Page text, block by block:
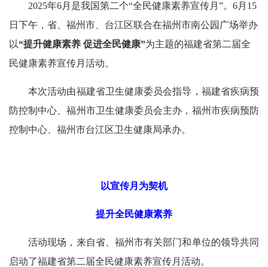
2025年6月是我国第二个“全民健康素养宣传月”。6月15
日下午，省、福州市、台江区联合在福州市南公园广场举办
以“提升健康素养 促进全民健康”为主题的福建省第二届全
民健康素养宣传月活动。
本次活动由福建省卫生健康委员会指导，福建省疾病预
防控制中心、福州市卫生健康委员会主办，福州市疾病预防
控制中心、福州市台江区卫生健康局承办。
以宣传月为契机
提升全民健康素养
活动现场，来自省、福州市有关部门和单位的领导共同
启动了福建省第二届全民健康素养宣传月活动。